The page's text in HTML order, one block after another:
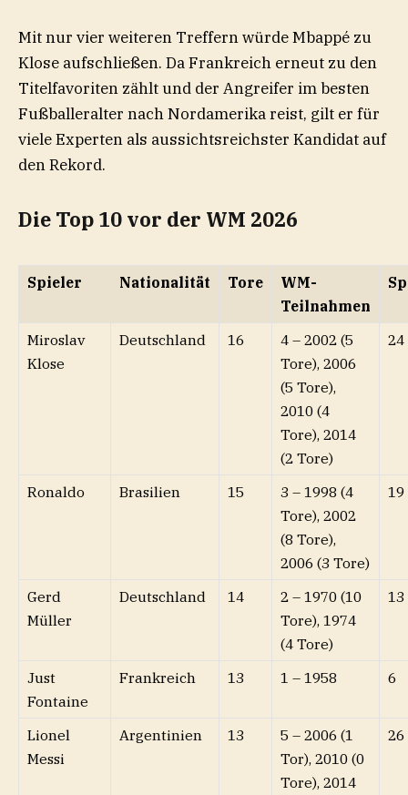
Mit nur vier weiteren Treffern würde Mbappé zu
Klose aufschließen. Da Frankreich erneut zu den
Titelfavoriten zählt und der Angreifer im besten
Fußballeralter nach Nordamerika reist, gilt er für
viele Experten als aussichtsreichster Kandidat auf
den Rekord.
Die Top 10 vor der WM 2026
Spieler Nationalität Tore
WM-
Teilnahmen
Miroslav
Klose
Deutschland 16
4 – 2002 (5
Tore), 2006
(5 Tore),
2010 (4
Tore), 2014
(2 Tore)
24
Ronaldo Brasilien 15
3 – 1998 (4
Tore), 2002
(8 Tore),
2006 (3 Tore)
19
Gerd
Müller
Deutschland 14
2 – 1970 (10
Tore), 1974
(4 Tore)
13
Just
Fontaine
Frankreich 13 1 – 1958 6
Lionel
Messi
Argentinien 13
5 – 2006 (1
Tor), 2010 (0
Tore), 2014
26